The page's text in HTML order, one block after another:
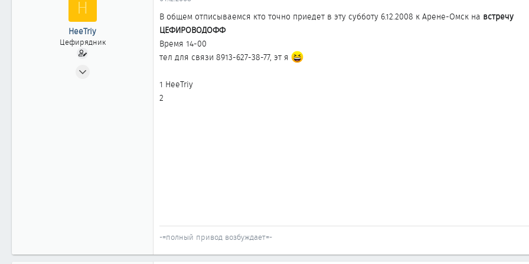
H
HeeTriy
Цефирядник
В общем отписываемся кто точно приедет в эту субботу 6.12.2008 к Арене-Омск на встречу
ЦЕФИРОВОДОФФ
Время 14-00
тел для связи 8913-627-38-77, эт я
1 HeeTriy
2
-=полный привод возбуждает=-